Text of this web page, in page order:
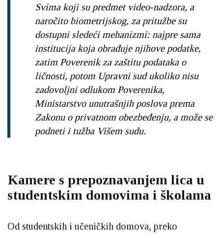
Svima koji su predmet video-nadzora, a
naročito biometrijskog, za pritužbe su
dostupni sledeći mehanizmi: najpre sama
institucija koja obrađuje njihove podatke,
zatim Poverenik za zaštitu podataka o
ličnosti, potom Upravni sud ukoliko nisu
zadovoljni odlukom Poverenika,
Ministarstvo unutrašnjih poslova prema
Zakonu o privatnom obezbeđenju, a može se
podneti i tužba Višem sudu.
Kamere s prepoznavanjem lica u
studentskim domovima i školama
Od studentskih i učeničkih domova, preko